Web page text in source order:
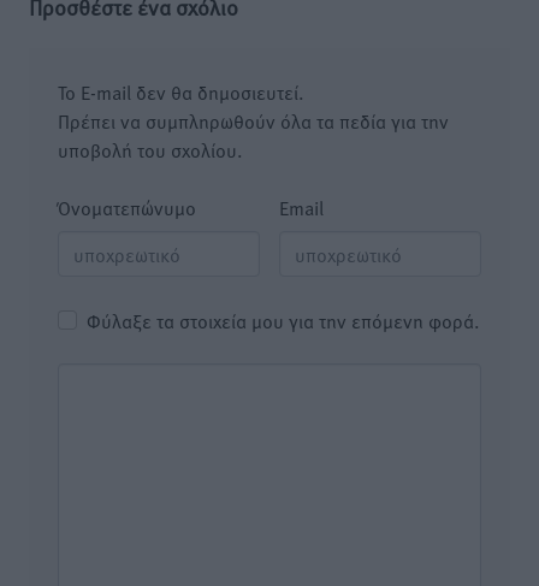
Προσθέστε ένα σχόλιο
Το E-mail δεν θα δημοσιευτεί.
Πρέπει να συμπληρωθούν όλα τα πεδία για την
υποβολή του σχολίου.
Όνοματεπώνυμο Email
Φύλαξε τα στοιχεία μου για την επόμενη φορά.